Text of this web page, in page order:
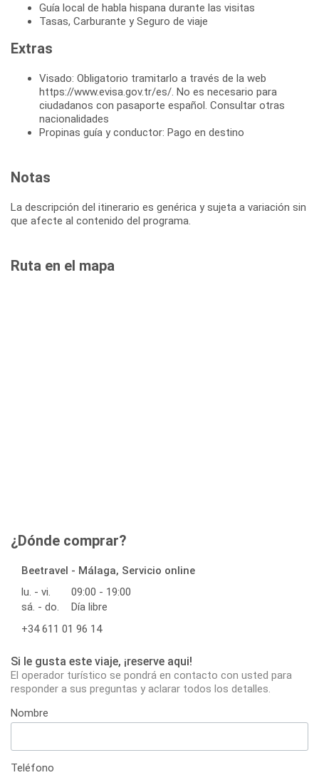
Guía local de habla hispana durante las visitas
Tasas, Carburante y Seguro de viaje
Extras
Visado: Obligatorio tramitarlo a través de la web
https://www.evisa.gov.tr/es/. No es necesario para
ciudadanos con pasaporte español. Consultar otras
nacionalidades
Propinas guía y conductor: Pago en destino
Notas
La descripción del itinerario es genérica y sujeta a variación sin
que afecte al contenido del programa.
Ruta en el mapa
¿Dónde comprar?
Beetravel - Málaga, Servicio online
lu. - vi.
09:00 - 19:00
sá. - do.
Día libre
+34 611 01 96 14
Si le gusta este viaje, ¡reserve aqui!
El operador turístico se pondrá en contacto con usted para
responder a sus preguntas y aclarar todos los detalles.
Nombre
Teléfono